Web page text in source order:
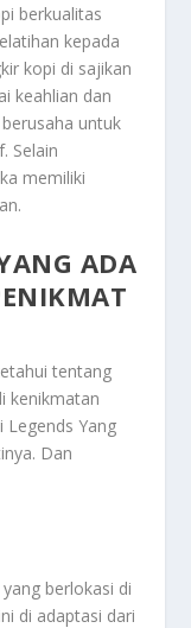
berkualitas
kepada
kopi di sajikan
keahlian dan
untuk
Selain
memiliki
ADA
tentang
kenikmatan
Legends Yang
. Dan
berlokasi di
di adaptasi dari